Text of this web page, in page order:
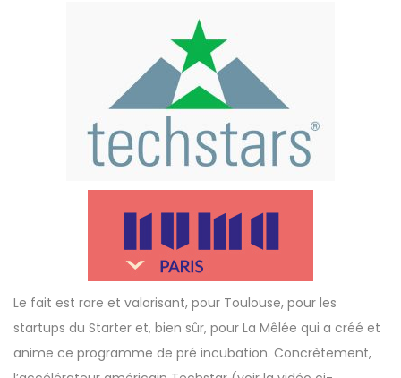
Le fait est rare et valorisant, pour Toulouse, pour les
startups du Starter et, bien sûr, pour La Mêlée qui a créé et
anime ce programme de pré incubation. Concrètement,